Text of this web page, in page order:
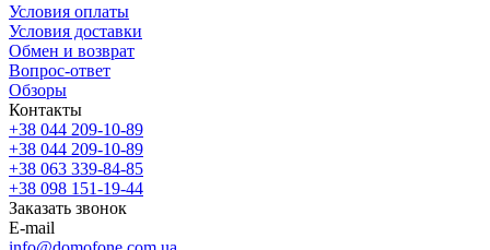
Условия оплаты
Условия доставки
Обмен и возврат
Вопрос-ответ
Обзоры
Контакты
+38 044 209-10-89
+38 044 209-10-89
+38 063 339-84-85
+38 098 151-19-44
Заказать звонок
E-mail